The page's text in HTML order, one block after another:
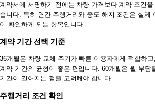
계약서에 서명하기 전에는 차량 가격보다 계약 조건
습니다. 특히 연간 주행거리와 중도 해지 조건은 실제
이 확인하게 되는 항목입니다.
계약 기간 선택 기준
36개월은 차량 교체 주기가 빠른 이용자에게 적합하
계약 기간의 균형이 좋은 편입니다. 60개월은 월 부담
기간이 길어지는 점을 고려해야 합니다.
주행거리 조건 확인